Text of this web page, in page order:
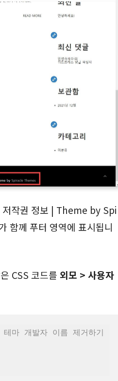
저작권 정보 | Theme by Spi
함께 푸터 영역에 표시됩니
CSS 코드를 외모 > 사용자
마 개발자 이름 제거하기